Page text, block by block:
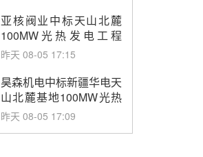
亚核阀业中标天山北麓
100MW光热发电工程
EPC总承包项目熔盐截
购
昨天 08-05 17:15
昊森机电中标新疆华电天
山北麓基地100MW光热
发电工程EPC总承包项
昨天 08-05 17:09